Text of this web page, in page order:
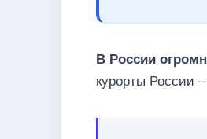
В России
курорты России